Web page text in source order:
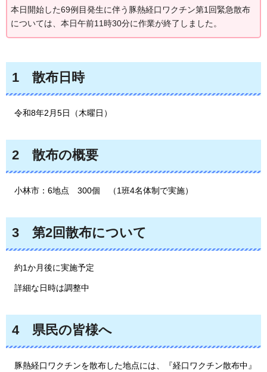
本日開始した69例目発生に伴う豚熱経口ワクチン第1回緊急散布
については、本日午前11時30分に作業が終了しました。
1 散布日時
令和8年2月5日（木曜日）
2 散布の概要
小林市：6地点 300個 （1班4名体制で実施）
3 第2回散布について
約1か月後に実施予定
詳細な日時は調整中
4 県民の皆様へ
豚熱経口ワクチンを散布した地点には、『経口ワクチン散布中』